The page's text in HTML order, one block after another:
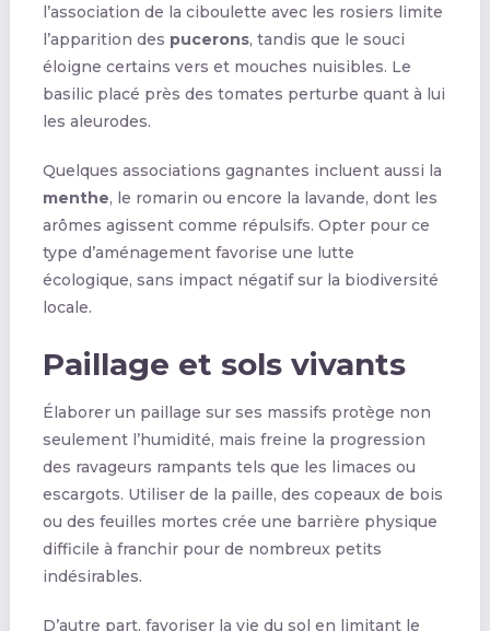
l’association de la ciboulette avec les rosiers limite
l’apparition des pucerons, tandis que le souci
éloigne certains vers et mouches nuisibles. Le
basilic placé près des tomates perturbe quant à lui
les aleurodes.
Quelques associations gagnantes incluent aussi la
menthe, le romarin ou encore la lavande, dont les
arômes agissent comme répulsifs. Opter pour ce
type d’aménagement favorise une lutte
écologique, sans impact négatif sur la biodiversité
locale.
Paillage et sols vivants
Élaborer un paillage sur ses massifs protège non
seulement l’humidité, mais freine la progression
des ravageurs rampants tels que les limaces ou
escargots. Utiliser de la paille, des copeaux de bois
ou des feuilles mortes crée une barrière physique
difficile à franchir pour de nombreux petits
indésirables.
D’autre part, favoriser la vie du sol en limitant le